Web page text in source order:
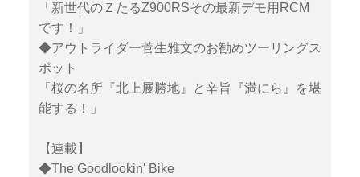
「新世代のＺたるZ900RSその最新デモ用RCM
です！」
◆アウトライダー菅生雅文のお勧めツーリングス
ポット
「桜の名所『北上展勝地』と辛旨『満にら』を堪
能する！」
【連載】
◆The Goodlookin' Bike